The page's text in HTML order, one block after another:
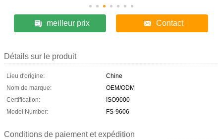
meilleur prix Contact
Détails sur le produit
Lieu d'origine:
Chine
Nom de marque:
OEM/ODM
Certification:
ISO9000
Model Number:
FS-9606
Conditions de paiement et expédition